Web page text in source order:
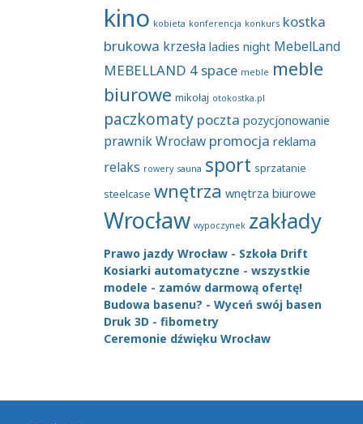
kino kobieta konferencja konkurs kostka
brukowa krzesła ladies night MebelLand
MEBELLAND 4 space meble meble
biurowe mikołaj otokostka.pl
paczkomaty poczta pozycjonowanie
prawnik Wrocław promocja reklama
relaks rowery sauna sport sprzatanie
steelcase wnętrza wnętrza biurowe
Wrocław wypoczynek zakłady
Prawo jazdy Wrocław - Szkoła Drift
Kosiarki automatyczne - wszystkie
modele - zamów darmową ofertę!
Budowa basenu? - Wyceń swój basen
Druk 3D - fibometry
Ceremonie dźwięku Wrocław